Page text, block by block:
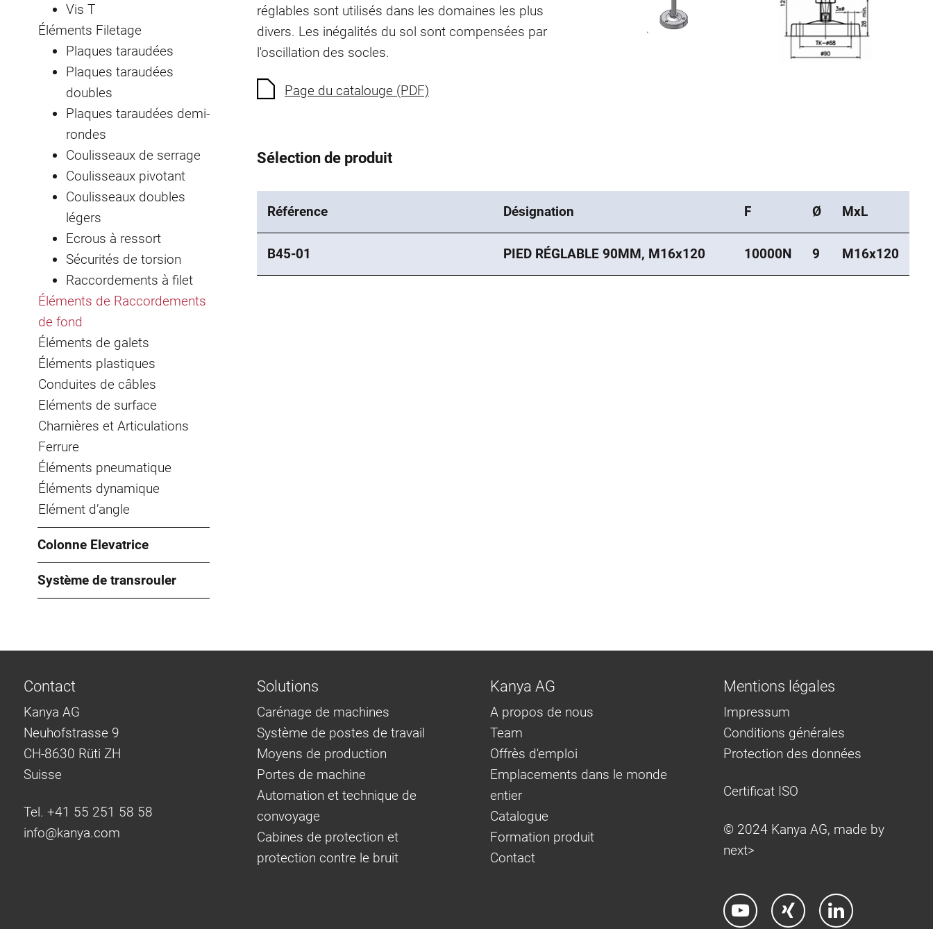
Vis T
Éléments Filetage
Plaques taraudées
Plaques taraudées
doubles
Plaques taraudées demi-
rondes
Coulisseaux de serrage
Coulisseaux pivotant
Coulisseaux doubles
légers
Ecrous à ressort
Sécurités de torsion
Raccordements à filet
Éléments de Raccordements
de fond
Éléments de galets
Éléments plastiques
Conduites de câbles
Eléments de surface
Charnières et Articulations
Ferrure
Éléments pneumatique
Éléments dynamique
Elément d’angle
Colonne Elevatrice
Système de transrouler
réglables sont utilisés dans les domaines les plus
divers. Les inégalités du sol sont compensées par
l'oscillation des socles.
Page du catalouge (PDF)
Sélection de produit
Référence Désignation F Ø MxL
B45-01 PIED RÉGLABLE 90MM, M16x120 10000N 9 M16x120
Contact
Kanya AG
Neuhofstrasse 9
CH-8630 Rüti ZH
Suisse
Tel. +41 55 251 58 58
info@kanya.com
Solutions
Carénage de machines
Système de postes de travail
Moyens de production
Portes de machine
Automation et technique de
convoyage
Cabines de protection et
protection contre le bruit
Kanya AG
A propos de nous
Team
Offrès d'emploi
Emplacements dans le monde
entier
Catalogue
Formation produit
Contact
Mentions légales
Impressum
Conditions générales
Protection des données
Certificat ISO
© 2024 Kanya AG, made by
next>